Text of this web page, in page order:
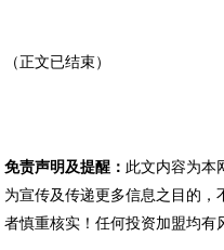
（正文已结束）
免责声明及提醒： 此文内容为本
为宣传及传递更多信息之目的
者慎重核实！任何投资加盟均有